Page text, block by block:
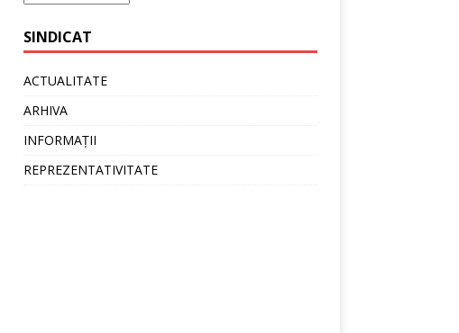
SINDICAT
ACTUALITATE
ARHIVA
INFORMAȚII
REPREZENTATIVITATE